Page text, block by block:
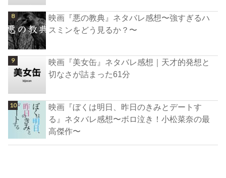
映画『悪の教典』ネタバレ感想〜強すぎるハ
スミンをどう見るか？〜
映画『美女缶』ネタバレ感想｜天才的発想と
切なさが詰まった61分
映画『ぼくは明日、昨日のきみとデートす
る』ネタバレ感想〜ボロ泣き！小松菜奈の最
高傑作〜